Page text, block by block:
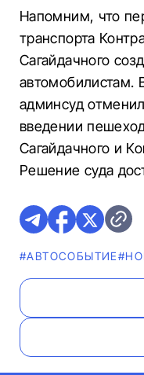
Напомним, что
транспорта
Сагайдачного
автомобилистам.
админсуд
введении
Сагайдачного и
Решение суда
#АВТОСОБЫТИЕ